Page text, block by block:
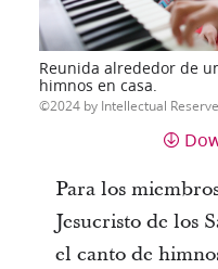
Reunida alrededor de
himnos en casa.
2024 by Intellectual
Para los
Jesucristo de los
el canto de